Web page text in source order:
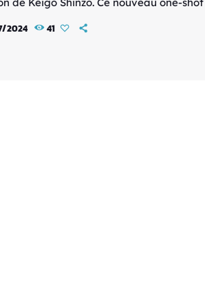
issu de l’imagination de l’auteur,
2024 41